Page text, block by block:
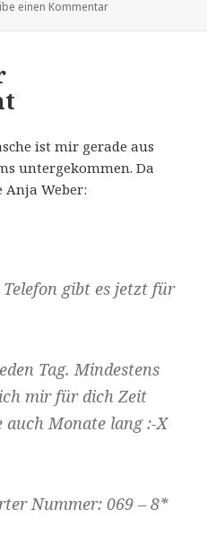
einen Kommentarzu Todesängste
ist mir gerade aus
untergekommen. Da
Anja Weber:
Telefon gibt es jetzt für
Tag. Mindestens
mir für dich Zeit
auch Monate lang :-X
Nummer: 069 – 8*